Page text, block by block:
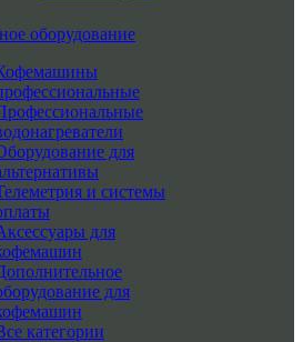
оборудование
для
и системы
для
для
категории